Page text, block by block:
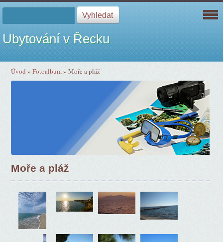
Ubytování v Řecku
Úvod »Fotoalbum»Moře a pláž
Moře a pláž